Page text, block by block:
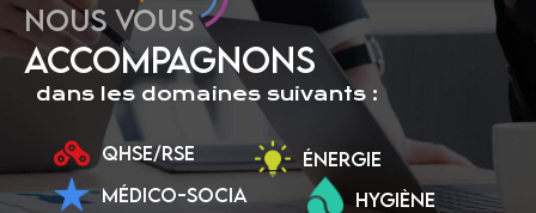
NOUS VOUS
ACCOMPAGNONS
dans les domaines suivants :
QHSE/RSE
ÉNERGIE
MÉDICO-SOCIA
HYGIÈNE